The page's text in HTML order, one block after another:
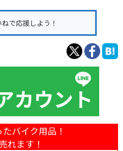
で応援しよう！
バイク用品！
れます！